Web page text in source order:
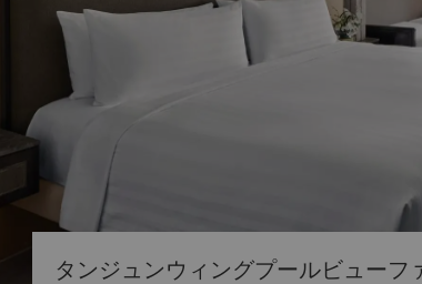
タンジュンウィングプールビューフ